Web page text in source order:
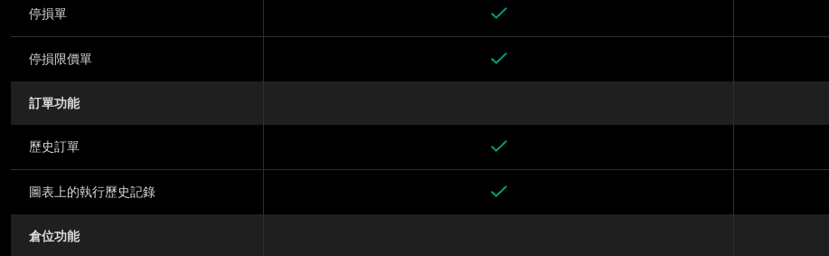
停損單
停損限價單
訂單功能
歷史訂單
圖表上的執行歷史記錄
倉位功能